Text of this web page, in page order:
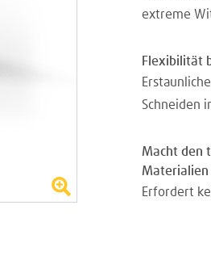
extreme
Flexibilität
Schneiden
Macht den
Erfordert